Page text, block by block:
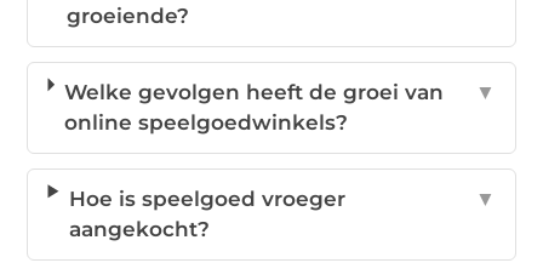
groeiende?
Welke gevolgen heeft de groei van
online speelgoedwinkels?
▼
Hoe is speelgoed vroeger
aangekocht?
▼